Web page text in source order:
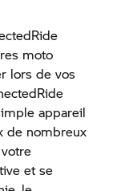
moto
lors de vos
appareil
de nombreux
et se